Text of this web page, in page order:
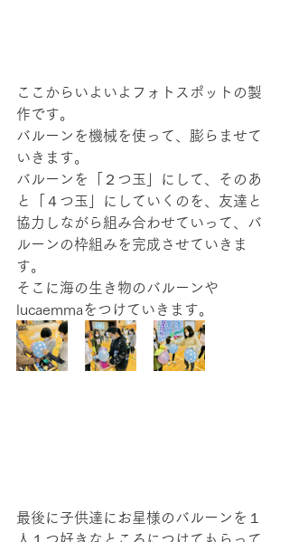
ここからいよいよフォトスポットの製
作です。
バルーンを機械を使って、膨らませて
いきます。
バルーンを「２つ玉」にして、そのあ
と「４つ玉」にしていくのを、友達と
協力しながら組み合わせていって、バ
ルーンの枠組みを完成させていきま
す。
そこに海の生き物のバルーンや
lucaemmaをつけていきます。
最後に子供達にお星様のバルーンを１